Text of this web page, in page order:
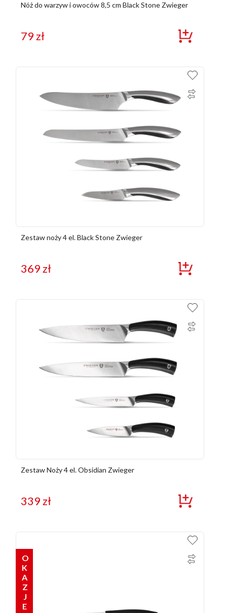
Nóż do warzyw i owoców 8,5 cm Black Stone Zwieger
79zł
Zestaw noży 4 el. Black Stone Zwieger
369zł
Zestaw Noży 4 el. Obsidian Zwieger
339zł
OKAZJE